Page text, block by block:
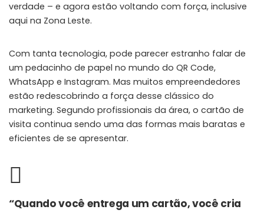
verdade – e agora estão voltando com força, inclusive
aqui na Zona Leste.
Com tanta tecnologia, pode parecer estranho falar de
um pedacinho de papel no mundo do QR Code,
WhatsApp e Instagram. Mas muitos empreendedores
estão redescobrindo a força desse clássico do
marketing. Segundo profissionais da área, o cartão de
visita continua sendo uma das formas mais baratas e
eficientes de se apresentar.
“Quando você entrega um cartão, você cria